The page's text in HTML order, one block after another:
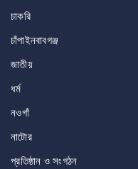
চাকরি
চাঁপাইনবাবগঞ্জ
জাতীয়
ধর্ম
নওগাঁ
নাটোর
প্রতিষ্ঠান ও সংগঠন